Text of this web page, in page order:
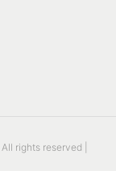
rights reserved |